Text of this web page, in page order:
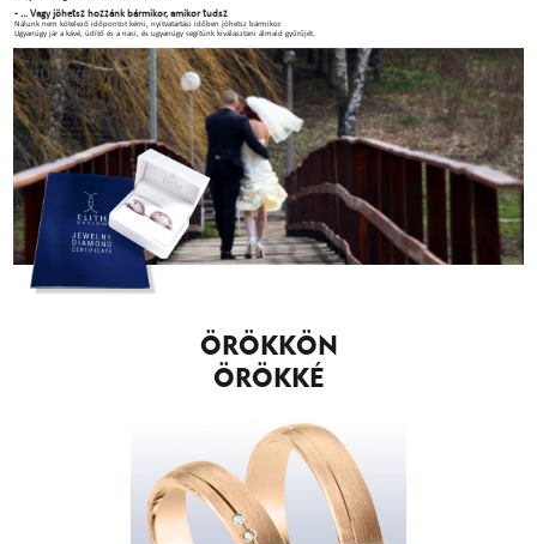
- ... Vagy jöhetsz hozzánk bármikor, amikor tudsz
Nálunk nem kötelező időpontot kérni, nyitvatartási időben jöhetsz bármikor.
Ugyanúgy jár a kávé, üdítő és a nasi, és ugyanúgy segítünk kiválasztani álmaid gyűrűjét.
BÜSZKÉK
VAGYUNK A
BOLDOGSÁGRA.
ÖRÖKKÖN
ÖRÖKKÉ